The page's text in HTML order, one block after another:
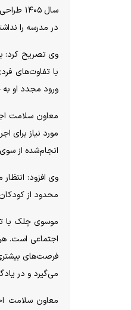
سال
در مدرسه را
وی تصریح کرد:
با تفاوت‌های
ورود مجدد او
معاون سلامت
مورد نیاز برای
انجام‌شده از
وی افزود:
محدود از
موسوی چلک با
اجتماعی است.
فرصت‌های بیشتری
می‌گیرد و در
معاون سلامت